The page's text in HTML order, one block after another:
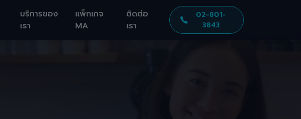
บริการของ
เรา
แพ็กเกจ
MA
ติดต่อ
เรา
02-801-
3843